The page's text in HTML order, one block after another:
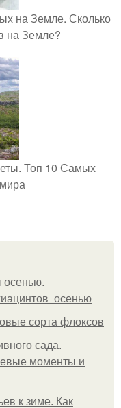
на Земле. Сколько
на Земле?
Топ 10 Самых
осенью.
осенью
сорта флоксов
сада.
моменты и
к зиме. Как